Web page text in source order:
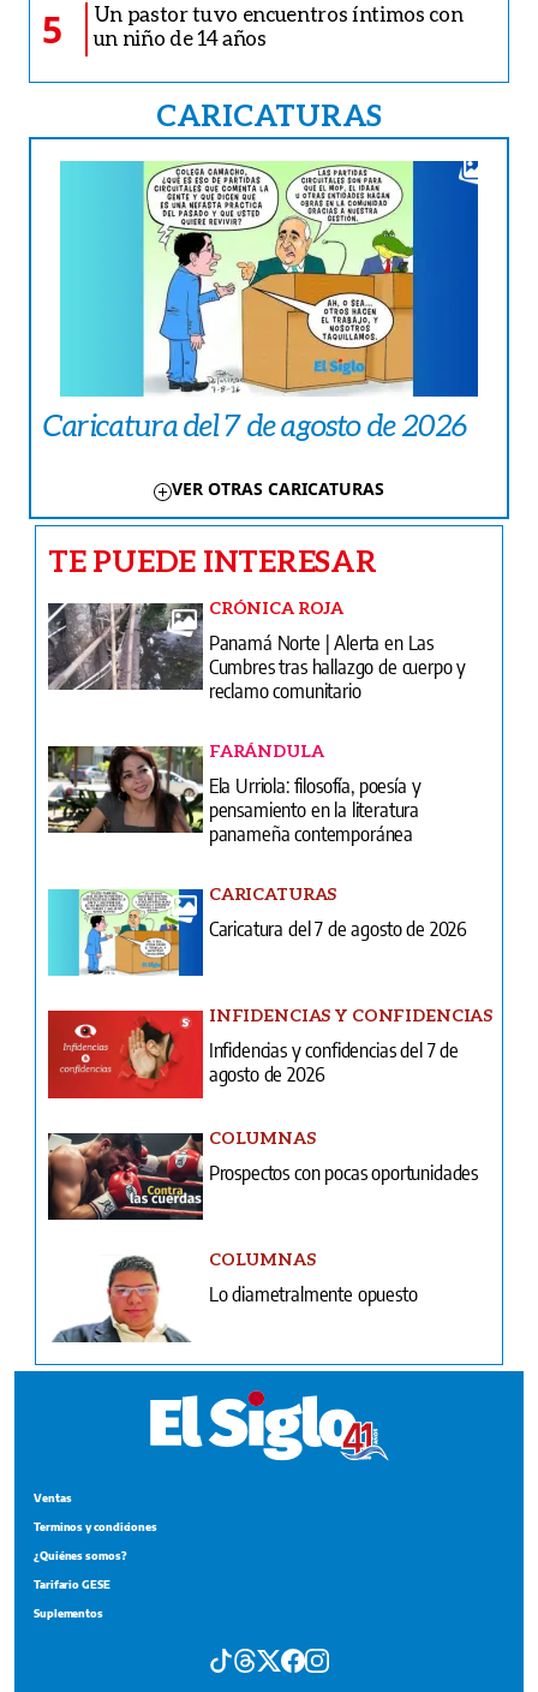
5
Un pastor tuvo encuentros íntimos con
un niño de 14 años
CARICATURAS
Caricatura del 7 de agosto de 2026
VER OTRAS CARICATURAS
TE PUEDE INTERESAR
CRÓNICA ROJA
Panamá Norte | Alerta en Las
Cumbres tras hallazgo de cuerpo y
reclamo comunitario
FARÁNDULA
Ela Urriola: filosofía, poesía y
pensamiento en la literatura
panameña contemporánea
CARICATURAS
Caricatura del 7 de agosto de 2026
INFIDENCIAS Y CONFIDENCIAS
Infidencias y confidencias del 7 de
agosto de 2026
COLUMNAS
Prospectos con pocas oportunidades
COLUMNAS
Lo diametralmente opuesto
Ventas
Terminos y condiciones
¿Quiénes somos?
Tarifario GESE
Suplementos